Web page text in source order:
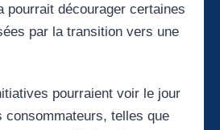
pourrait décourager certaines
par la transition vers une
pourraient voir le jour
consommateurs, telles que